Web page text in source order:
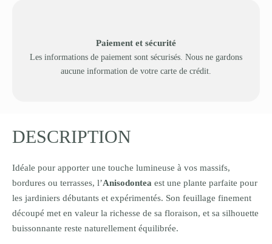
Paiement et sécurité
Les informations de paiement sont sécurisés. Nous ne gardons
aucune information de votre carte de crédit.
DESCRIPTION
Idéale pour apporter une touche lumineuse à vos massifs,
bordures ou terrasses, l’Anisodontea est une plante parfaite pour
les jardiniers débutants et expérimentés. Son feuillage finement
découpé met en valeur la richesse de sa floraison, et sa silhouette
buissonnante reste naturellement équilibrée.